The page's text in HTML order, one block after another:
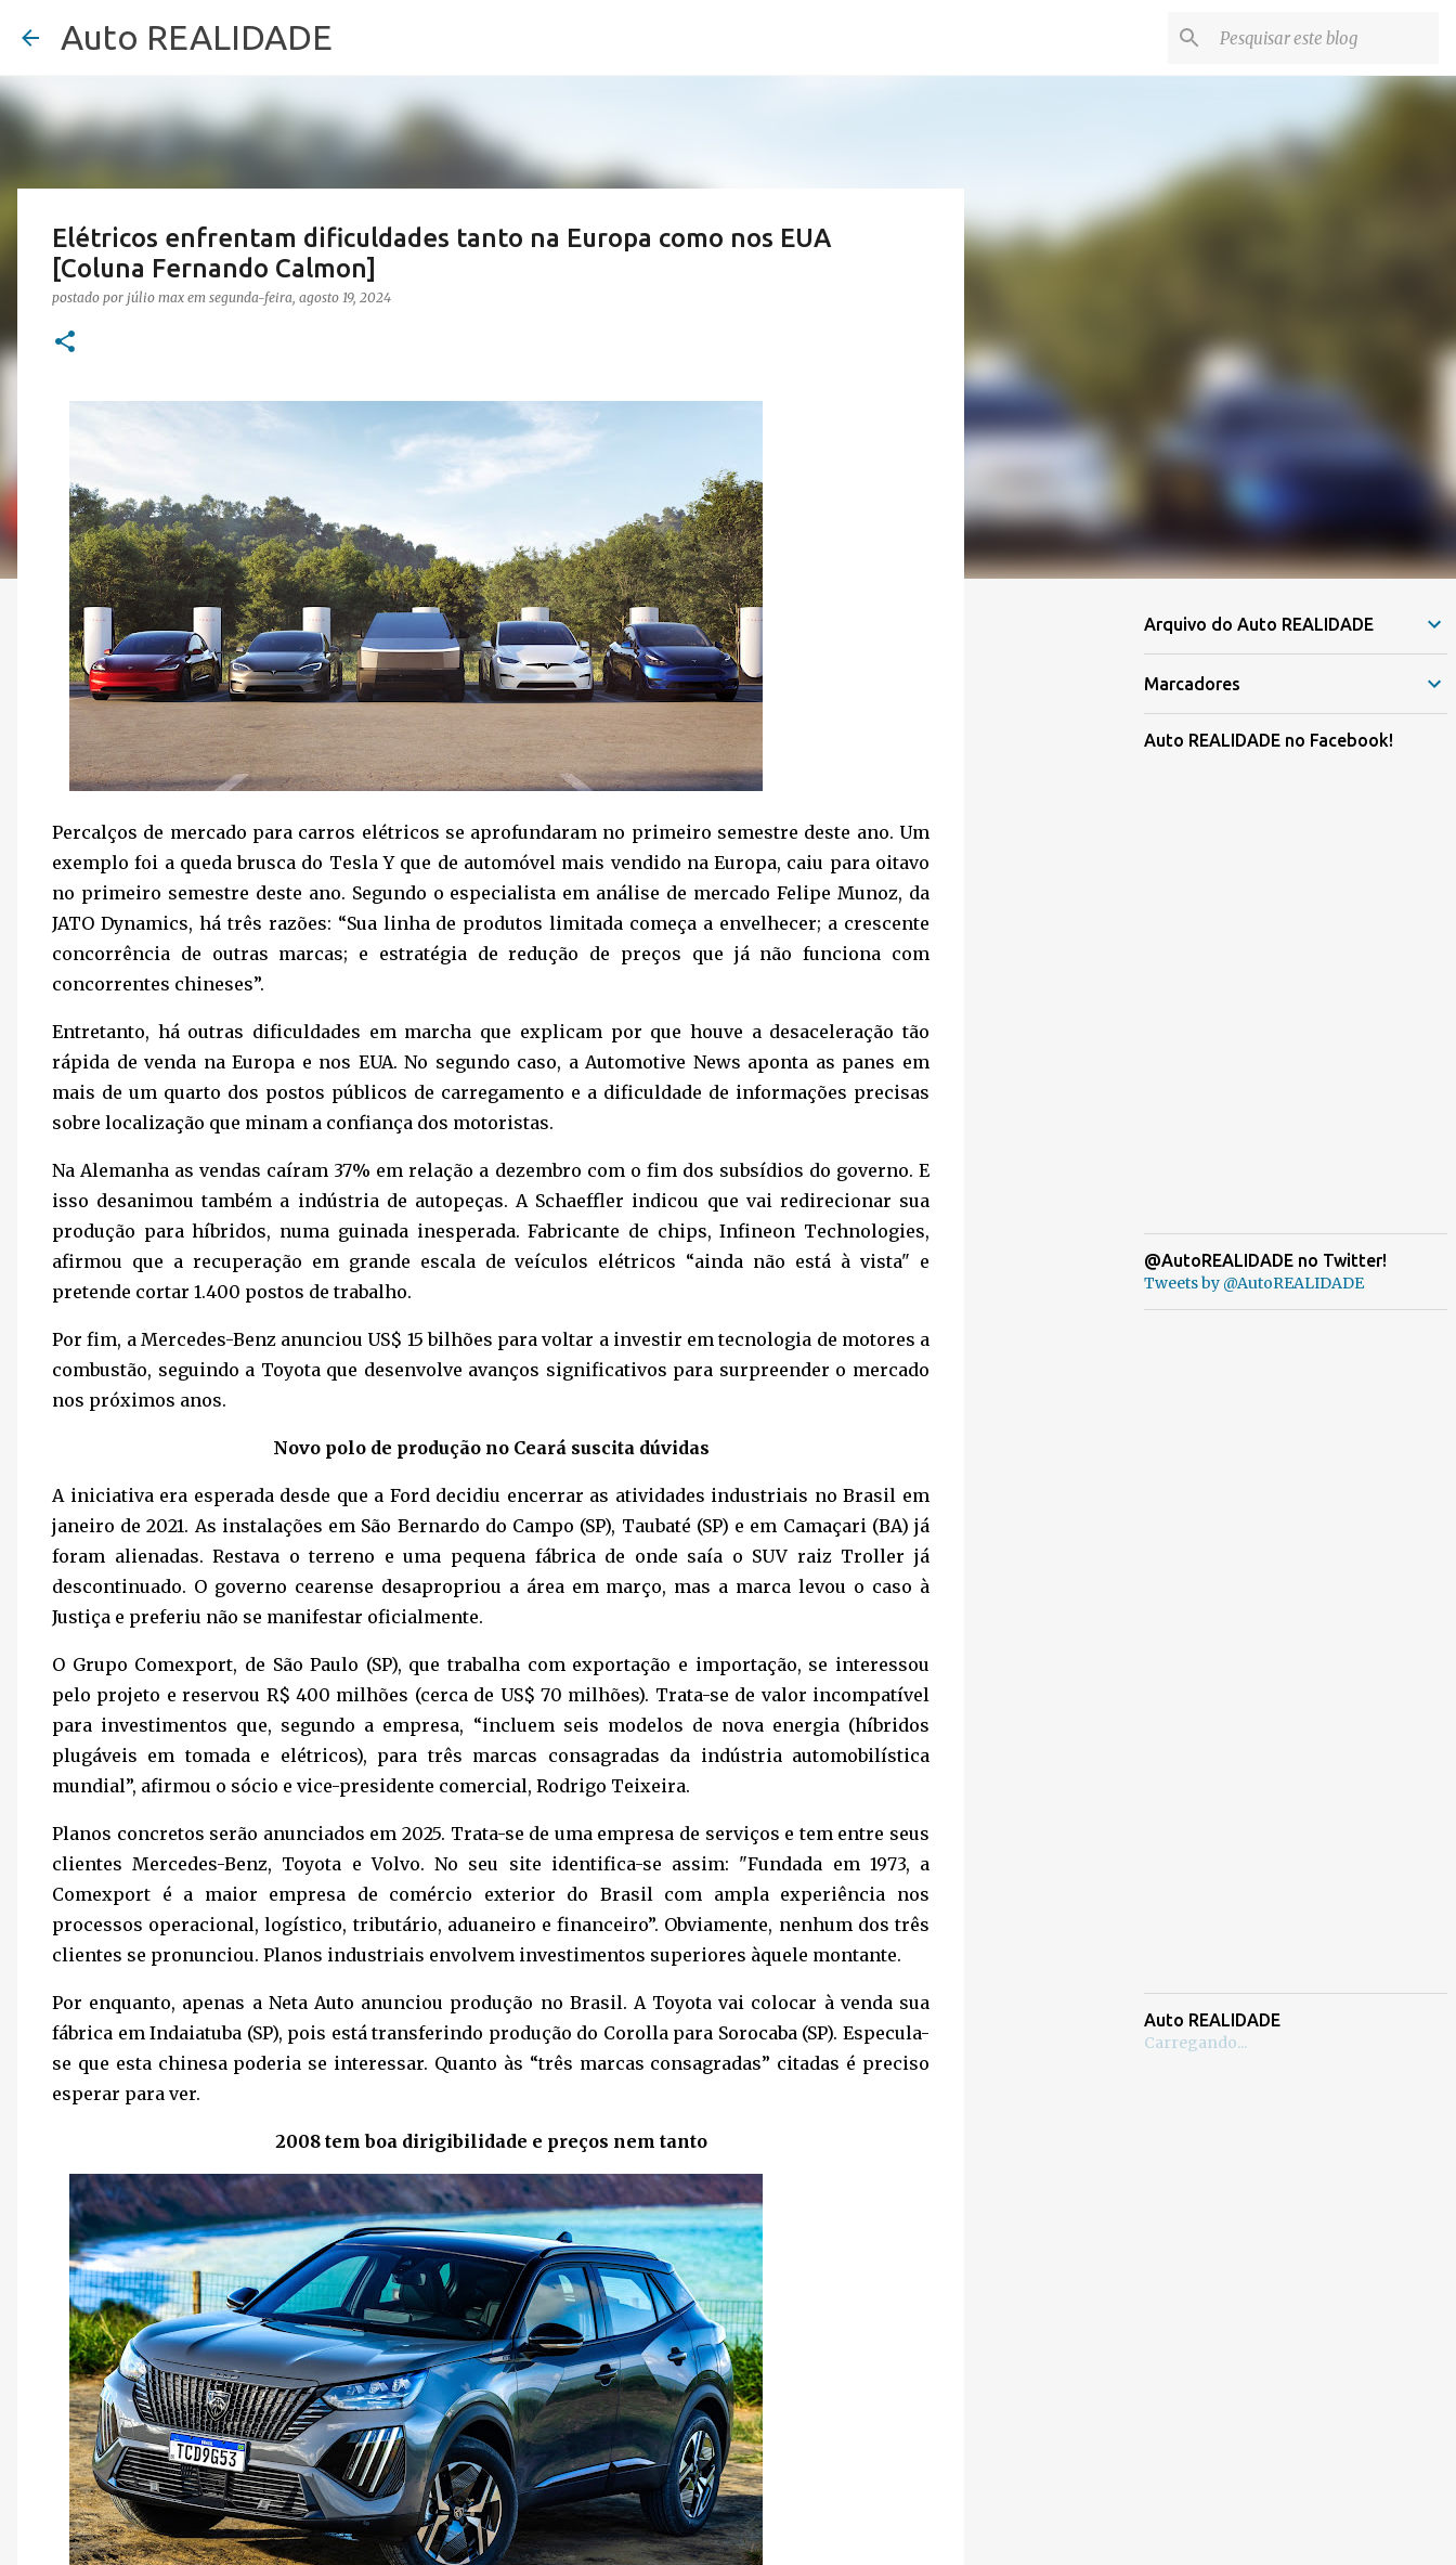
Auto REALIDADE
Elétricos enfrentam dificuldades tanto na Europa como nos EUA
[Coluna Fernando Calmon]
postado por júlio max em segunda-feira, agosto 19, 2024
Percalços de mercado para carros elétricos se aprofundaram no primeiro semestre deste ano. Um
exemplo foi a queda brusca do Tesla Y que de automóvel mais vendido na Europa, caiu para oitavo
no primeiro semestre deste ano. Segundo o especialista em análise de mercado Felipe Munoz, da
JATO Dynamics, há três razões: “Sua linha de produtos limitada começa a envelhecer; a crescente
concorrência de outras marcas; e estratégia de redução de preços que já não funciona com
concorrentes chineses”.
Entretanto, há outras dificuldades em marcha que explicam por que houve a desaceleração tão
rápida de venda na Europa e nos EUA. No segundo caso, a Automotive News aponta as panes em
mais de um quarto dos postos públicos de carregamento e a dificuldade de informações precisas
sobre localização que minam a confiança dos motoristas.
Na Alemanha as vendas caíram 37% em relação a dezembro com o fim dos subsídios do governo. E
isso desanimou também a indústria de autopeças. A Schaeffler indicou que vai redirecionar sua
produção para híbridos, numa guinada inesperada. Fabricante de chips, Infineon Technologies,
afirmou que a recuperação em grande escala de veículos elétricos “ainda não está à vista" e
pretende cortar 1.400 postos de trabalho.
Por fim, a Mercedes-Benz anunciou US$ 15 bilhões para voltar a investir em tecnologia de motores a
combustão, seguindo a Toyota que desenvolve avanços significativos para surpreender o mercado
nos próximos anos.
Novo polo de produção no Ceará suscita dúvidas
A iniciativa era esperada desde que a Ford decidiu encerrar as atividades industriais no Brasil em
janeiro de 2021. As instalações em São Bernardo do Campo (SP), Taubaté (SP) e em Camaçari (BA) já
foram alienadas. Restava o terreno e uma pequena fábrica de onde saía o SUV raiz Troller já
descontinuado. O governo cearense desapropriou a área em março, mas a marca levou o caso à
Justiça e preferiu não se manifestar oficialmente.
O Grupo Comexport, de São Paulo (SP), que trabalha com exportação e importação, se interessou
pelo projeto e reservou R$ 400 milhões (cerca de US$ 70 milhões). Trata-se de valor incompatível
para investimentos que, segundo a empresa, “incluem seis modelos de nova energia (híbridos
plugáveis em tomada e elétricos), para três marcas consagradas da indústria automobilística
mundial”, afirmou o sócio e vice-presidente comercial, Rodrigo Teixeira.
Planos concretos serão anunciados em 2025. Trata-se de uma empresa de serviços e tem entre seus
clientes Mercedes-Benz, Toyota e Volvo. No seu site identifica-se assim: "Fundada em 1973, a
Comexport é a maior empresa de comércio exterior do Brasil com ampla experiência nos
processos operacional, logístico, tributário, aduaneiro e financeiro”. Obviamente, nenhum dos três
clientes se pronunciou. Planos industriais envolvem investimentos superiores àquele montante.
Por enquanto, apenas a Neta Auto anunciou produção no Brasil. A Toyota vai colocar à venda sua
fábrica em Indaiatuba (SP), pois está transferindo produção do Corolla para Sorocaba (SP). Especula-
se que esta chinesa poderia se interessar. Quanto às “três marcas consagradas” citadas é preciso
esperar para ver.
2008 tem boa dirigibilidade e preços nem tanto
Arquivo do Auto REALIDADE
Marcadores
Auto REALIDADE no Facebook!
@AutoREALIDADE no Twitter!
Tweets by @AutoREALIDADE
Auto REALIDADE
Carregando...